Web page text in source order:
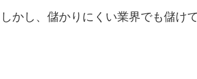
しかし、儲かりにくい業界でも儲け